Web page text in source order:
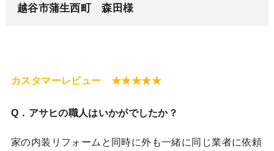
越谷市蒲生西町 森田様
カスタマーレビュー ★★★★★
Q．アサヒの職人はいかがでしたか？
家の内装リフォームと同時に外も一緒に同じ業者に依頼